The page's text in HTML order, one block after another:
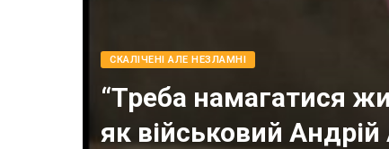
СКАЛІЧЕНІ АЛЕ НЕЗЛАМНІ
“Треба намагатися
як військовий